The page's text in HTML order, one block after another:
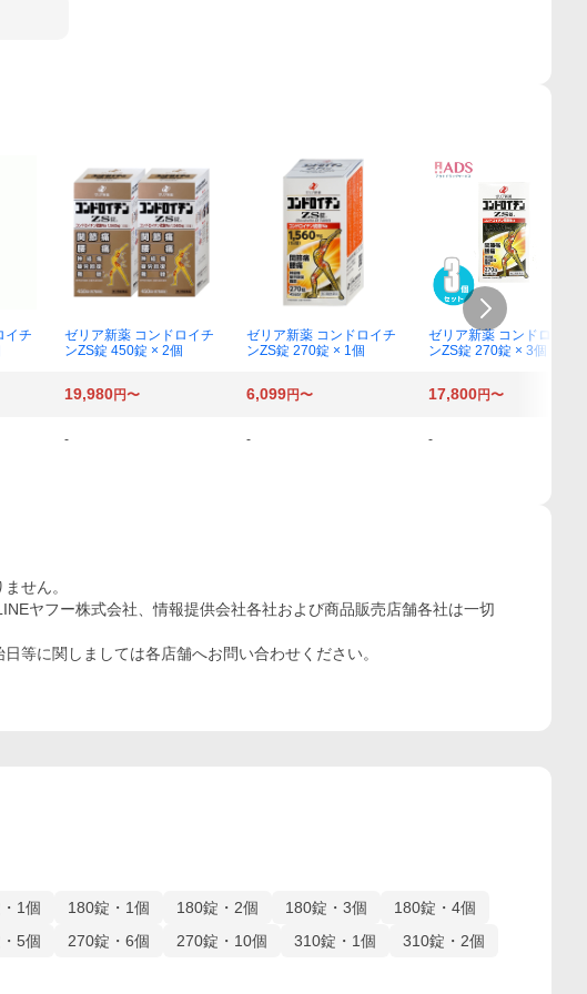
イチ
ゼリア新薬 コンドロイチ
ンZS錠 450錠 × 2個
ゼリア新薬 コンドロイチ
ンZS錠 270錠 × 1個
ゼリア新薬 コンドロイチ
ンZS錠 270錠 × 3個
19,980円〜 6,099円〜 17,800円〜
- - -
せん。
ヤフー株式会社、情報提供会社各社および商品販売店舗各社は一切
等に関しましては各店舗へお問い合わせください。
1個 180錠・1個 180錠・2個 180錠・3個
180錠・4個
5個 270錠・6個 270錠・10個 310錠・1個
310錠・2個